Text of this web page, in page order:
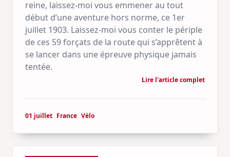
reine, laissez-moi vous emmener au tout
début d’une aventure hors norme, ce 1er
juillet 1903. Laissez-moi vous conter le périple
de ces 59 forçats de la route qui s’apprêtent à
se lancer dans une épreuve physique jamais
tentée.
Lire l'article complet
01 juillet France Vélo